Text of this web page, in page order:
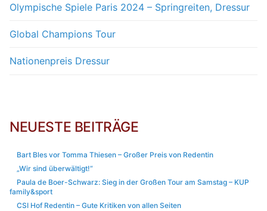
Olympische Spiele Paris 2024 – Springreiten, Dressur
Global Champions Tour
Nationenpreis Dressur
NEUESTE BEITRÄGE
Bart Bles vor Tomma Thiesen – Großer Preis von Redentin
„Wir sind überwältigt!“
Paula de Boer-Schwarz: Sieg in der Großen Tour am Samstag – KUP
family&sport
CSI Hof Redentin – Gute Kritiken von allen Seiten